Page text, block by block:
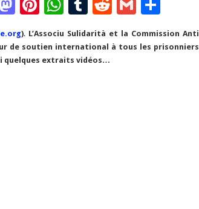
M
to
d
Pi
nt
er
es
W
at
sA
T
u
m
bl
R
e
d
G
ai
ar
ta
). L’Associu Sulidarità et la Commission Anti
de soutien international à tous les prisonniers
quelques extraits vidéos…